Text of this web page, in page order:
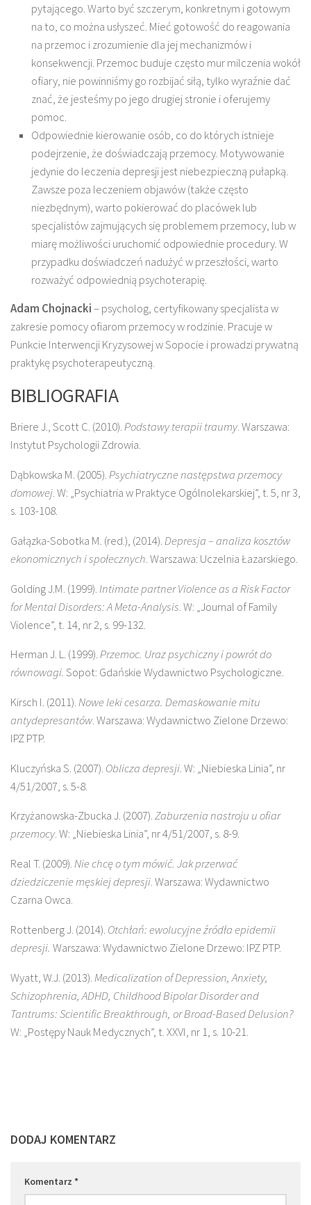
pytającego. Warto być szczerym, konkretnym i gotowym
na to, co można usłyszeć. Mieć gotowość do reagowania
na przemoc i zrozumienie dla jej mechanizmów i
konsekwencji. Przemoc buduje często mur milczenia wokół
ofiary, nie powinniśmy go rozbijać siłą, tylko wyraźnie dać
znać, że jesteśmy po jego drugiej stronie i oferujemy
pomoc.
Odpowiednie kierowanie osób, co do których istnieje
podejrzenie, że doświadczają przemocy. Motywowanie
jedynie do leczenia depresji jest niebezpieczną pułapką.
Zawsze poza leczeniem objawów (także często
niezbędnym), warto pokierować do placówek lub
specjalistów zajmujących się problemem przemocy, lub w
miarę możliwości uruchomić odpowiednie procedury. W
przypadku doświadczeń nadużyć w przeszłości, warto
rozważyć odpowiednią psychoterapię.
Adam Chojnacki– psycholog, certyfikowany specjalista w
zakresie pomocy ofiarom przemocy w rodzinie. Pracuje w
Punkcie Interwencji Kryzysowej w Sopocie i prowadzi prywatną
praktykę psychoterapeutyczną.
BIBLIOGRAFIA
Briere J., Scott C. (2010).Podstawy terapii traumy. Warszawa:
Instytut Psychologii Zdrowia.
Dąbkowska M. (2005).Psychiatryczne następstwa przemocy
domowej. W: „Psychiatria w Praktyce Ogólnolekarskiej”, t. 5, nr 3,
s. 103-108.
Gałązka-Sobotka M. (red.), (2014).Depresja – analiza kosztów
ekonomicznych i społecznych. Warszawa: Uczelnia Łazarskiego.
Golding J.M. (1999).Intimate partner Violence as a Risk Factor
for Mental Disorders: A Meta-Analysis. W: „Journal of Family
Violence”, t. 14, nr 2, s. 99-132.
Herman J. L. (1999).Przemoc. Uraz psychiczny i powrót do
równowagi. Sopot: Gdańskie Wydawnictwo Psychologiczne.
Kirsch I. (2011).Nowe leki cesarza. Demaskowanie mitu
antydepresantów. Warszawa: Wydawnictwo Zielone Drzewo:
IPZ PTP.
Kluczyńska S. (2007). Oblicza depresji. W: „Niebieska Linia”, nr
4/51/2007, s. 5-8.
Krzyżanowska-Zbucka J. (2007).Zaburzenia nastroju u ofiar
przemocy. W: „Niebieska Linia”, nr 4/51/2007, s. 8-9.
Real T. (2009).Nie chcę o tym mówić. Jak przerwać
dziedziczenie męskiej depresji. Warszawa: Wydawnictwo
Czarna Owca.
Rottenberg J. (2014). Otchłań: ewolucyjne źródła epidemii
depresji. Warszawa: Wydawnictwo Zielone Drzewo: IPZ PTP.
Wyatt, W.J. (2013).Medicalization of Depression, Anxiety,
Schizophrenia, ADHD, Childhood Bipolar Disorder and
Tantrums: Scientific Breakthrough, or Broad-Based Delusion?
W: „Postępy Nauk Medycznych”, t. XXVI, nr 1, s. 10-21.
DODAJ KOMENTARZ
Komentarz *